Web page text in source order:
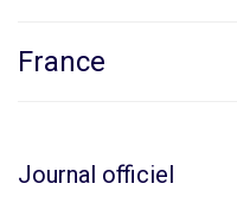
France
Journal officiel